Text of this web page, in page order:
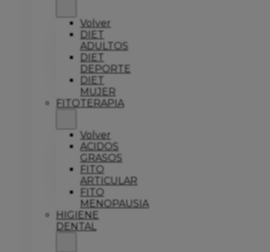
Volver
DIET
ADULTOS
DIET
DEPORTE
DIET
MUJER
FITOTERAPIA
Volver
ACIDOS
GRASOS
FITO
ARTICULAR
FITO
MENOPAUSIA
HIGIENE
DENTAL